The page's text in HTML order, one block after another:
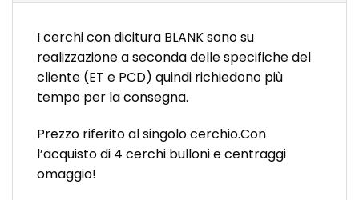
I cerchi con dicitura BLANK sono su
realizzazione a seconda delle specifiche del
cliente (ET e PCD) quindi richiedono più
tempo per la consegna.
Prezzo riferito al singolo cerchio.Con
l’acquisto di 4 cerchi bulloni e centraggi
omaggio!